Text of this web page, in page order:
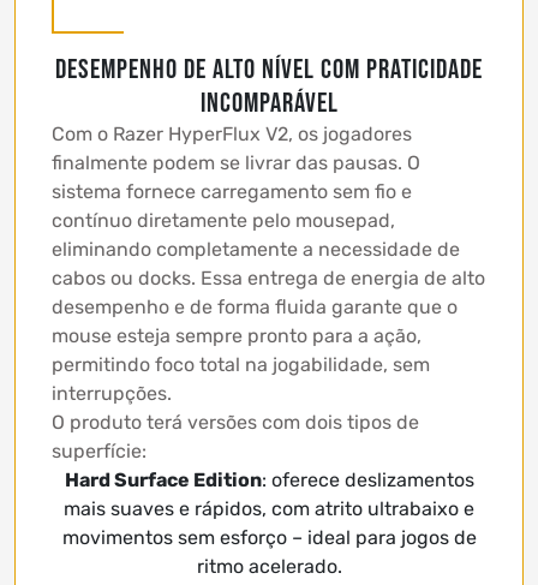
Desempenho de alto nível com praticidade
incomparável
Com o Razer HyperFlux V2, os jogadores
finalmente podem se livrar das pausas. O
sistema fornece carregamento sem fio e
contínuo diretamente pelo mousepad,
eliminando completamente a necessidade de
cabos ou docks. Essa entrega de energia de alto
desempenho e de forma fluida garante que o
mouse esteja sempre pronto para a ação,
permitindo foco total na jogabilidade, sem
interrupções.
O produto terá versões com dois tipos de
superfície:
Hard Surface Edition: oferece deslizamentos
mais suaves e rápidos, com atrito ultrabaixo e
movimentos sem esforço – ideal para jogos de
ritmo acelerado.